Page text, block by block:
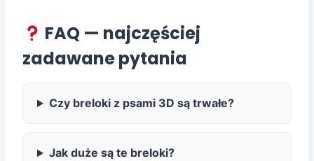
FAQ — najczęściej
zadawane pytania
Czy breloki z psami 3D są trwałe?
Jak duże są te breloki?